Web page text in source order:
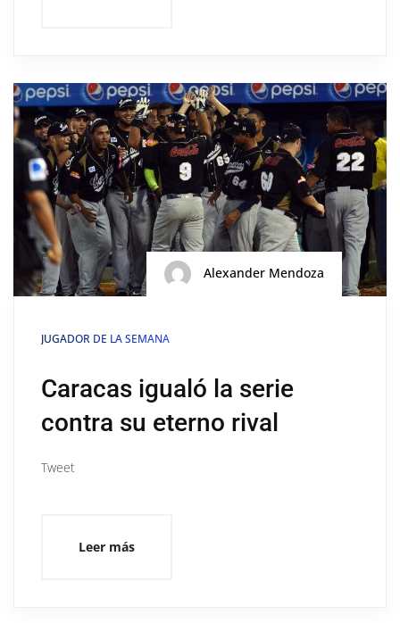
Alexander Mendoza
JUGADOR DE LA SEMANA
Caracas igualó la serie
contra su eterno rival
Tweet
Leer más